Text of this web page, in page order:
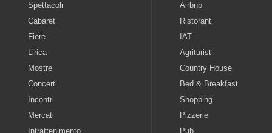
Spettacoli
Cabaret
Fiere
Lirica
Mostre
Concerti
Incontri
Mercati
Intrattenimento
Airbnb
Ristoranti
IAT
Agriturist
Country House
Bed & Breakfast
Shopping
Pizzerie
Pub